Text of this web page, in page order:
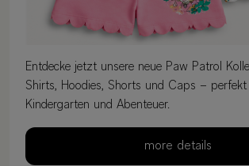
Entdecke jetzt unsere neue Paw Patrol
Shirts, Hoodies, Shorts und Caps –
Kindergarten und Abenteuer.
more details